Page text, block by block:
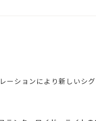
ーションにより新しい